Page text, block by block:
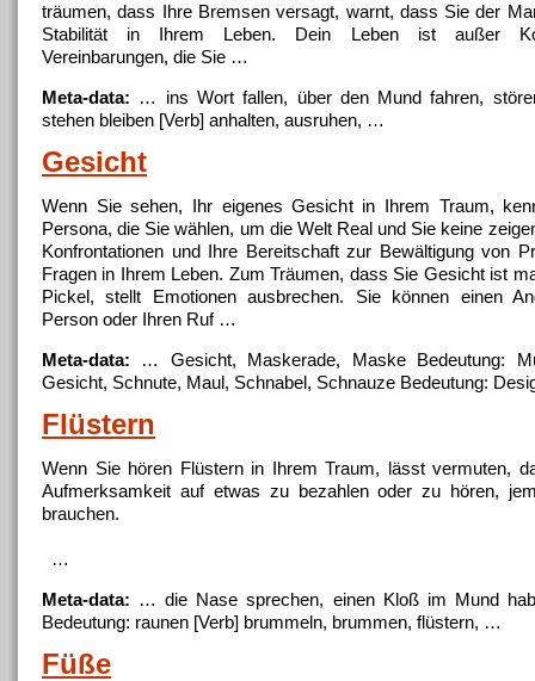
träumen, dass Ihre Bremsen versagt, warnt, dass Sie der
Stabilität in Ihrem Leben. Dein Leben ist außer
Vereinbarungen, die Sie …
Meta-data: … ins Wort fallen, über den Mund fahren,
stehen bleiben [Verb] anhalten, ausruhen, …
Gesicht
Wenn Sie sehen, Ihr eigenes Gesicht in Ihrem Traum,
Persona, die Sie wählen, um die Welt Real und Sie keine
Konfrontationen und Ihre Bereitschaft zur Bewältigung von
Fragen in Ihrem Leben. Zum Träumen, dass Sie Gesicht ist
Pickel, stellt Emotionen ausbrechen. Sie können einen
Person oder Ihren Ruf …
Meta-data: … Gesicht, Maskerade, Maske Bedeutung:
Gesicht, Schnute, Maul, Schnabel, Schnauze Bedeutung:
Flüstern
Wenn Sie hören Flüstern in Ihrem Traum, lässt vermuten,
Aufmerksamkeit auf etwas zu bezahlen oder zu hören,
brauchen.
…
Meta-data: … die Nase sprechen, einen Kloß im Mund
Bedeutung: raunen [Verb] brummeln, brummen, flüstern, …
Füße